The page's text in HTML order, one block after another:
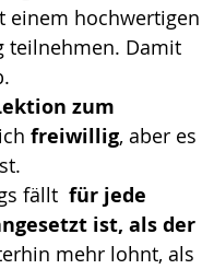
einem hochwertigen
teilnehmen. Damit
zum
freiwillig, aber es
fällt für jede
ist, als der
mehr lohnt, als